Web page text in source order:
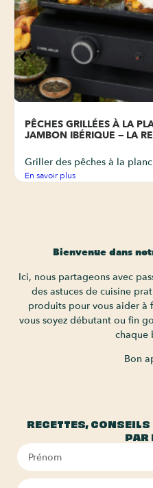
PÊCHES GRILLÉES À LA
JAMBON IBÉRIQUE — LA
Griller des pêches à la
En savoir plus
Bienvenue dans
Ici, nous partageons avec
des astuces de cuisine
produits pour vous aider à
vous soyez débutant ou fin
chaque
Bon
RECETTES,
PAR